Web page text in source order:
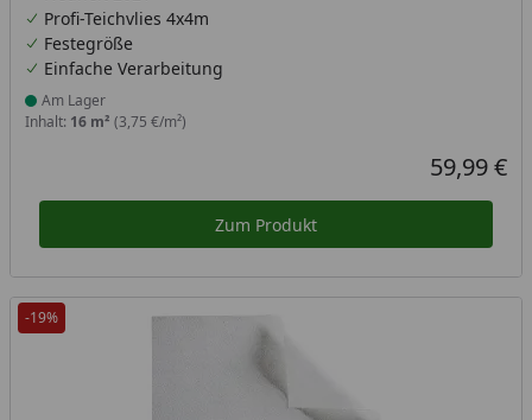
Profi-Teichvlies 4x4m
Festegröße
Einfache Verarbeitung
Produkt am Lager
Am Lager
Inhalt: 16 m² (3,75 €/m²)
Aktueller
59,99 €
Zum Produkt
-19%